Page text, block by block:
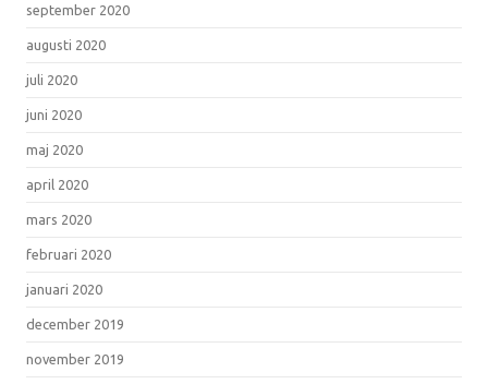
september 2020
augusti 2020
juli 2020
juni 2020
maj 2020
april 2020
mars 2020
februari 2020
januari 2020
december 2019
november 2019